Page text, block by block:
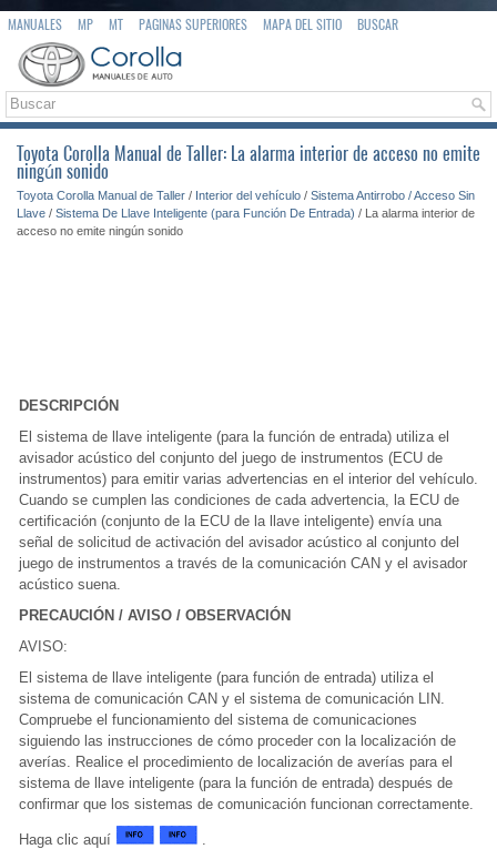
MANUALES MP MT PAGINAS SUPERIORES MAPA DEL SITIO BUSCAR
Toyota Corolla Manual de Taller: La alarma interior de acceso no emite
ningún sonido
Toyota Corolla Manual de Taller / Interior del vehículo / Sistema Antirrobo / Acceso Sin
Llave / Sistema De Llave Inteligente (para Función De Entrada) / La alarma interior de
acceso no emite ningún sonido
DESCRIPCIÓN
El sistema de llave inteligente (para la función de entrada) utiliza el
avisador acústico del conjunto del juego de instrumentos (ECU de
instrumentos) para emitir varias advertencias en el interior del vehículo.
Cuando se cumplen las condiciones de cada advertencia, la ECU de
certificación (conjunto de la ECU de la llave inteligente) envía una
señal de solicitud de activación del avisador acústico al conjunto del
juego de instrumentos a través de la comunicación CAN y el avisador
acústico suena.
PRECAUCIÓN / AVISO / OBSERVACIÓN
AVISO:
El sistema de llave inteligente (para función de entrada) utiliza el
sistema de comunicación CAN y el sistema de comunicación LIN.
Compruebe el funcionamiento del sistema de comunicaciones
siguiendo las instrucciones de cómo proceder con la localización de
averías. Realice el procedimiento de localización de averías para el
sistema de llave inteligente (para la función de entrada) después de
confirmar que los sistemas de comunicación funcionan correctamente.
Haga clic aquí
.